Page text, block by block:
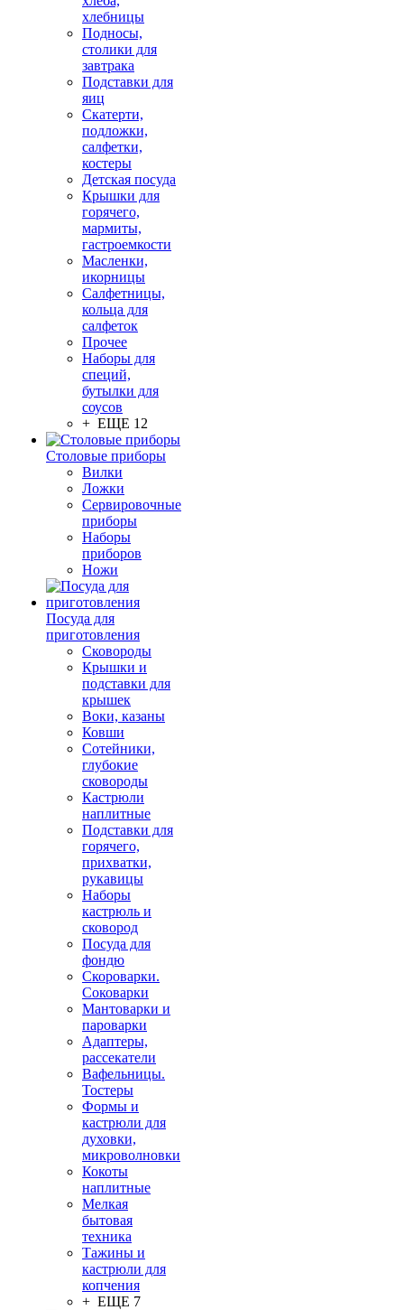
хлебницы
Подносы,
столики для
завтрака
Подставки для
яиц
Скатерти,
подложки,
салфетки,
костеры
Детская посуда
Крышки для
горячего,
мармиты,
гастроемкости
Масленки,
икорницы
Салфетницы,
кольца для
салфеток
Прочее
Наборы для
специй,
бутылки для
соусов
+ ЕЩЕ 12
Столовые приборы
Вилки
Ложки
Сервировочные
приборы
Наборы
приборов
Ножи
Посуда для
приготовления
Сковороды
Крышки и
подставки для
крышек
Воки, казаны
Ковши
Сотейники,
глубокие
сковороды
Кастрюли
наплитные
Подставки для
горячего,
прихватки,
рукавицы
Наборы
кастрюль и
сковород
Посуда для
фондю
Скороварки.
Соковарки
Мантоварки и
пароварки
Адаптеры,
рассекатели
Вафельницы.
Тостеры
Формы и
кастрюли для
духовки,
микроволновки
Кокоты
наплитные
Мелкая
бытовая
техника
Тажины и
кастрюли для
копчения
+ ЕЩЕ 7